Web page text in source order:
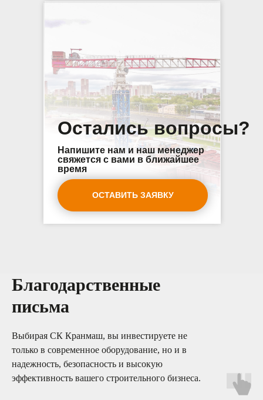
Напишите нам и наш менеджер
свяжется с вами в ближайшее
время
Остались вопросы?
ОСТАВИТЬ ЗАЯВКУ
Благодарственные
письма
Выбирая СК Кранмаш, вы инвестируете не
только в современное оборудование, но и в
надежность, безопасность и высокую
эффективность вашего строительного бизнеса.